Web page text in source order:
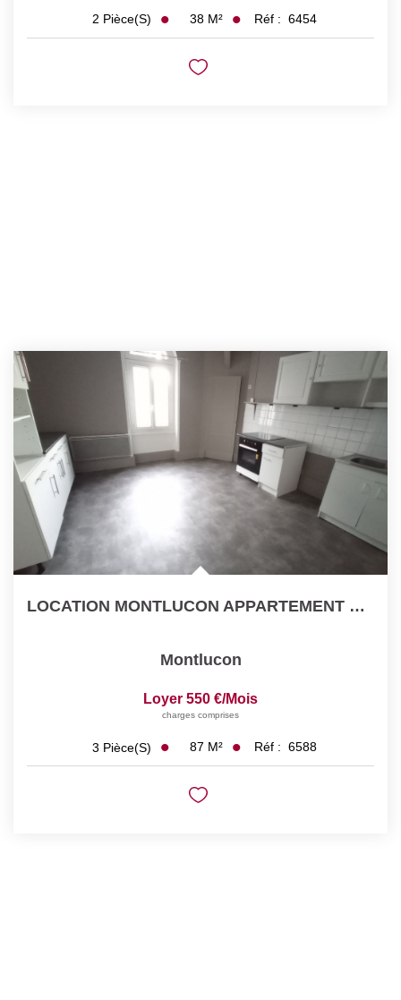
2 Pièce(s) 38 M² Réf : 6454
LOCATION MONTLUCON APPARTEMENT F3 BIS
Montlucon
Loyer 550 €/mois
charges comprises
3 Pièce(s) 87 M² Réf : 6588